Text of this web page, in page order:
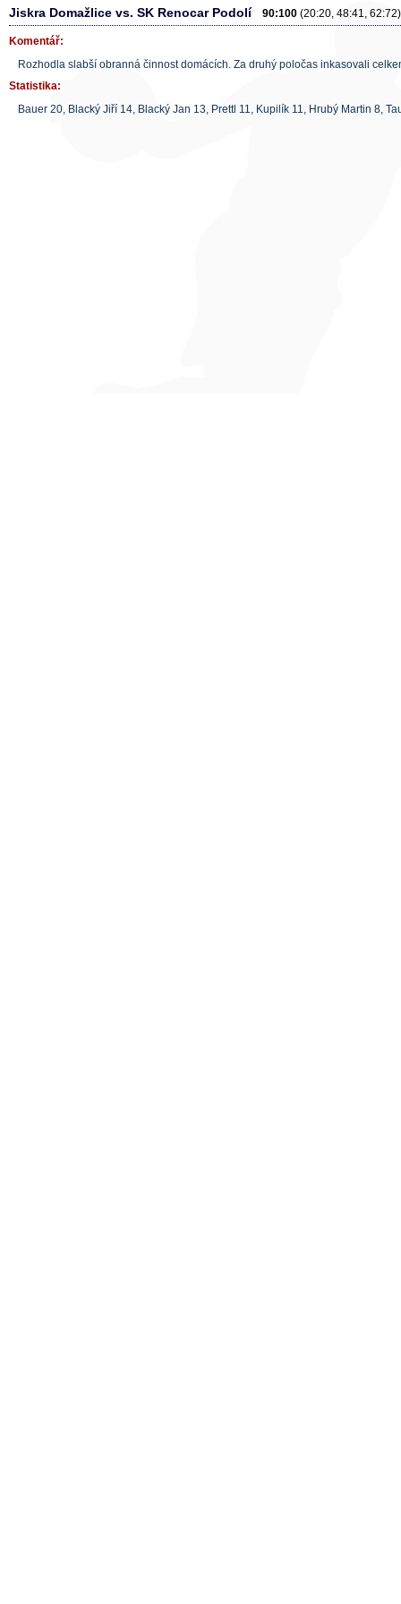
Jiskra Domažlice vs. SK Renocar Podolí 90:100 (20:20, 48:41, 62:72)
Komentář:
Rozhodla slabší obranná činnost domácích. Za druhý poločas inkasovali
Statistika:
Bauer 20, Blacký Jiří 14, Blacký Jan 13, Prettl 11, Kupilík 11, Hrubý Martin 8,